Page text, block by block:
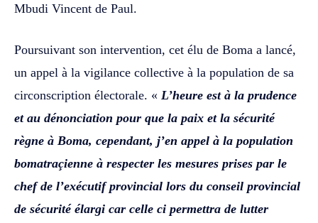
Mbudi Vincent de Paul. ‎‎
Poursuivant son intervention, cet élu de Boma a lancé,
un appel à la vigilance collective à la population de sa
circonscription électorale. « L’heure est à la prudence
et au dénonciation pour que la paix et la sécurité
règne à Boma, cependant, j’en appel à la population
bomatraçienne à respecter les mesures prises par le
chef de l’exécutif provincial lors du conseil provincial
de sécurité élargi car celle ci permettra de lutter